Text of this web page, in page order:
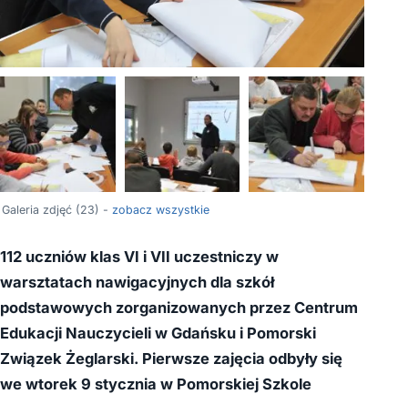
Galeria zdjęć (23) - zobacz wszystkie
112 uczniów klas VI i VII uczestniczy w
warsztatach nawigacyjnych dla szkół
podstawowych zorganizowanych przez Centrum
Edukacji Nauczycieli w Gdańsku i Pomorski
Związek Żeglarski. Pierwsze zajęcia odbyły się
we wtorek 9 stycznia w Pomorskiej Szkole